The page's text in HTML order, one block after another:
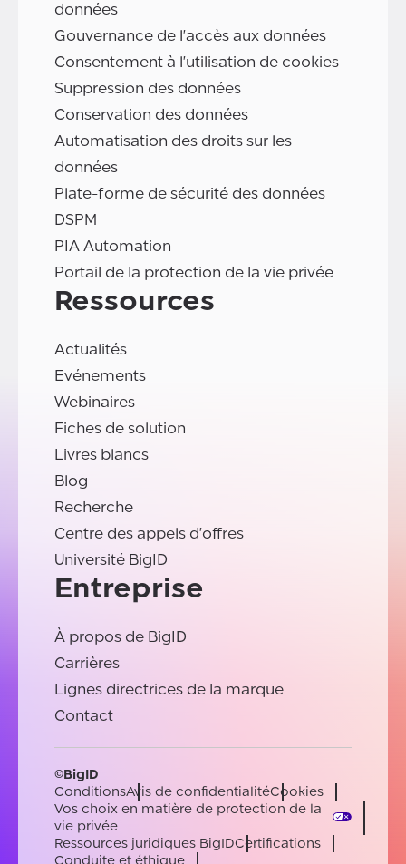
données
Gouvernance de l'accès aux données
Consentement à l'utilisation de cookies
Suppression des données
Conservation des données
Automatisation des droits sur les
données
Plate-forme de sécurité des données
DSPM
PIA Automation
Portail de la protection de la vie privée
Ressources
Actualités
Evénements
Webinaires
Fiches de solution
Livres blancs
Blog
Recherche
Centre des appels d'offres
Université BigID
Entreprise
À propos de BigID
Carrières
Lignes directrices de la marque
Contact
©BigID
ConditionsAvis de confidentialitéCookies
Vos choix en matière de protection de la
vie privée
Ressources juridiques BigIDCertifications